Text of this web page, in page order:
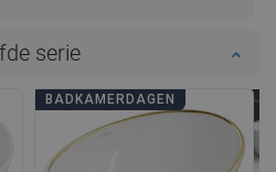
serie
BADKAMERDAGEN